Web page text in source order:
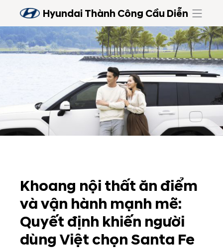
Hyundai Thành Công Cầu Diễn
Khoang nội thất ăn điểm
và vận hành mạnh mẽ:
Quyết định khiến người
dùng Việt chọn Santa Fe